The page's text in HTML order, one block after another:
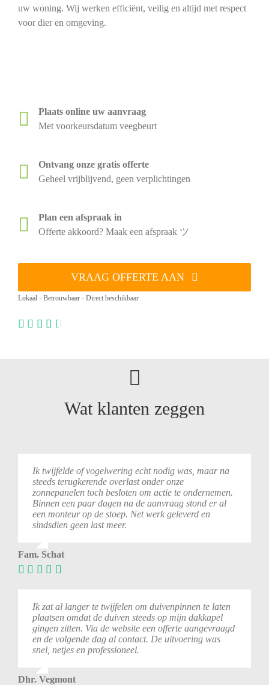
uw woning. Wij werken efficiënt, veilig en altijd met respect
voor dier en omgeving.
Plaats online uw aanvraag
Met voorkeursdatum veegbeurt
Ontvang onze gratis offerte
Geheel vrijblijvend, geen verplichtingen
Plan een afspraak in
Offerte akkoord? Maak een afspraak ツ
VRAAG OFFERTE AAN
Lokaal - Betrouwbaar - Direct beschikbaar
Wat klanten zeggen
Ik twijfelde of vogelwering echt nodig was, maar na
steeds terugkerende overlast onder onze
zonnepanelen toch besloten om actie te ondernemen.
Binnen een paar dagen na de aanvraag stond er al
een monteur op de stoep. Net werk geleverd en
sindsdien geen last meer.
Fam. Schat
Ik zat al langer te twijfelen om duivenpinnen te laten
plaatsen omdat de duiven steeds op mijn dakkapel
gingen zitten. Via de website een offerte aangevraagd
en de volgende dag al contact. De uitvoering was
snel, netjes en professioneel.
Dhr. Vegmont